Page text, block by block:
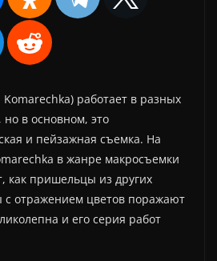
работает в разных
в основном, это
и пейзажная съемка. На
в жанре макросъемки
как пришельцы из других
с отражением цветов поражают
и его серия работ